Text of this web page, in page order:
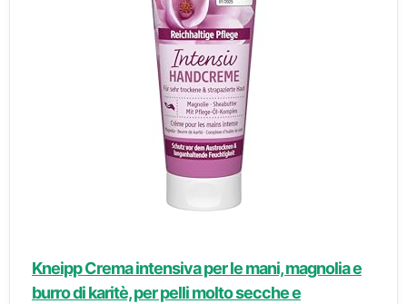
Kneipp Crema intensiva per le mani, magnolia e
burro di karitè, per pelli molto secche e